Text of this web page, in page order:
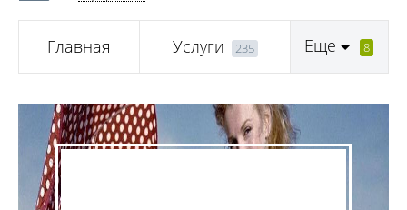
Главная Услуги 235 Еще 8